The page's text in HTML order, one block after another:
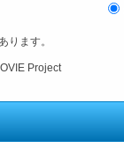
ります。
Project